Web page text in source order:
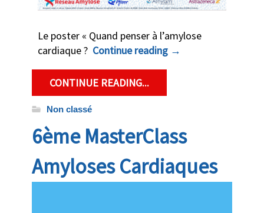
Le poster « Quand penser à l’amylose
cardiaque ? Continue reading →
CONTINUE READING...
Non classé
6ème MasterClass
Amyloses Cardiaques